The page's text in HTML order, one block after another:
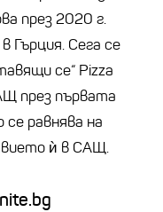
през 2020 г.
Гърция. Сега се
се“ Pizza
през първата
се равнява на
ѝ в САЩ.